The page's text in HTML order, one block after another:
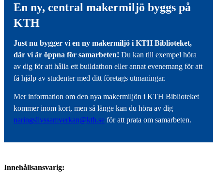
En ny, central makermiljö byggs på
KTH
Just nu bygger vi en ny makermiljö i KTH Biblioteket,
där vi är öppna för samarbeten! Du kan till exempel höra
av dig för att hålla ett buildathon eller annat evenemang för att
få hjälp av studenter med ditt företags utmaningar.
Mer information om den nya makermiljön i KTH Biblioteket
kommer inom kort, men så länge kan du höra av dig
naringslivssamverkan@kth.se för att prata om samarbeten.
Innehållsansvarig: